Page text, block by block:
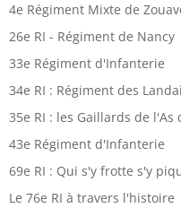
4e Régiment Mixte de
26e RI - Régiment de Nancy
33e Régiment d'Infanterie
34e RI : Régiment des
35e RI : les Gaillards de l'As
43e Régiment d'Infanterie
69e RI : Qui s'y frotte s'y
Le 76e RI à travers l'histoire